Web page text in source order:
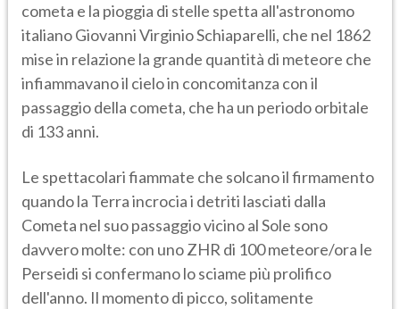
cometa e la pioggia di stelle spetta all'astronomo
italiano Giovanni Virginio Schiaparelli, che nel 1862
mise in relazione la grande quantità di meteore che
infiammavano il cielo in concomitanza con il
passaggio della cometa, che ha un periodo orbitale
di 133 anni.
Le spettacolari fiammate che solcano il firmamento
quando la Terra incrocia i detriti lasciati dalla
Cometa nel suo passaggio vicino al Sole sono
davvero molte: con uno ZHR di 100 meteore/ora le
Perseidi si confermano lo sciame più prolifico
dell'anno. Il momento di picco, solitamente